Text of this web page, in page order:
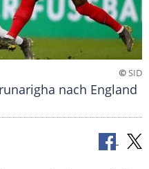
©SID
nach England